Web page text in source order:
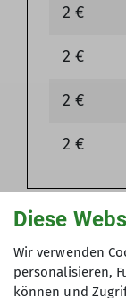
2 €
2 €
2 €
2 €
Diese
Wir verwenden
personalisieren,
können und